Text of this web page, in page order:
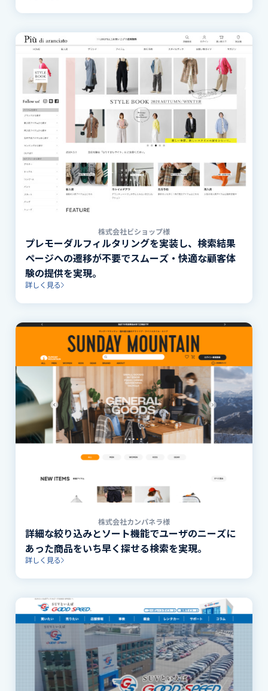
株式会社ビショップ様
プレモーダルフィルタリングを実装し、検索結果
ページへの遷移が不要でスムーズ・快適な顧客体
験の提供を実現。
詳しく見る
株式会社カンパネラ様
詳細な絞り込みとソート機能でユーザのニーズに
あった商品をいち早く探せる検索を実現。
詳しく見る